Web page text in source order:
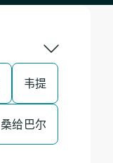
韦提
桑给巴尔